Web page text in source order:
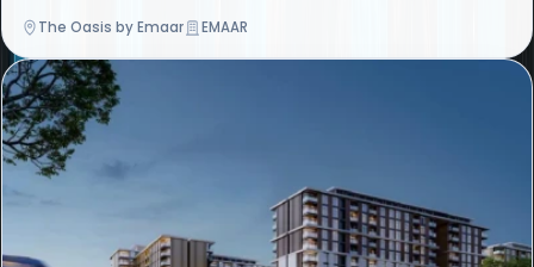
The Oasis by Emaar EMAAR